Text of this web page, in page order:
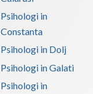
Psihologi in
Constanta
Psihologi in Dolj
Psihologi in Galati
Psihologi in